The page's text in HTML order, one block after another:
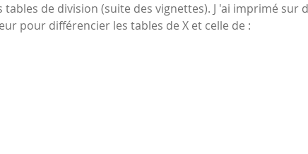
tables de division (suite des vignettes). J 'ai imprimé sur
pour différencier les tables de X et celle de :